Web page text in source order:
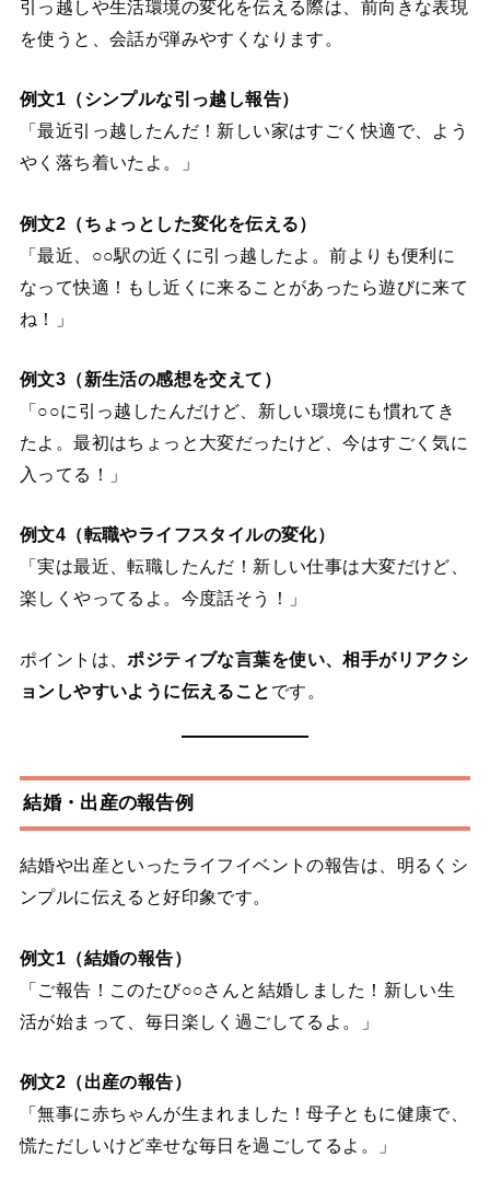
引っ越しや生活環境の変化を伝える際は、前向きな表現
を使うと、会話が弾みやすくなります。
例文1（シンプルな引っ越し報告）
「最近引っ越したんだ！新しい家はすごく快適で、よう
やく落ち着いたよ。」
例文2（ちょっとした変化を伝える）
「最近、○○駅の近くに引っ越したよ。前よりも便利に
なって快適！もし近くに来ることがあったら遊びに来て
ね！」
例文3（新生活の感想を交えて）
「○○に引っ越したんだけど、新しい環境にも慣れてき
たよ。最初はちょっと大変だったけど、今はすごく気に
入ってる！」
例文4（転職やライフスタイルの変化）
「実は最近、転職したんだ！新しい仕事は大変だけど、
楽しくやってるよ。今度話そう！」
ポイントは、ポジティブな言葉を使い、相手がリアクシ
ョンしやすいように伝えること です。
結婚・出産の報告例
結婚や出産といったライフイベントの報告は、明るくシ
ンプルに伝えると好印象です。
例文1（結婚の報告）
「ご報告！このたび○○さんと結婚しました！新しい生
活が始まって、毎日楽しく過ごしてるよ。」
例文2（出産の報告）
「無事に赤ちゃんが生まれました！母子ともに健康で、
慌ただしいけど幸せな毎日を過ごしてるよ。」